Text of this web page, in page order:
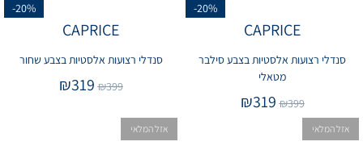
-20%
CAPRICE
סנדלי רצועות אלסטיות בצבע סילבר
מטאלי
₪399
₪319
-20%
CAPRICE
סנדלי רצועות אלסטיות בצבע שחור
₪399
₪319
אזל המלאי אזל המלאי